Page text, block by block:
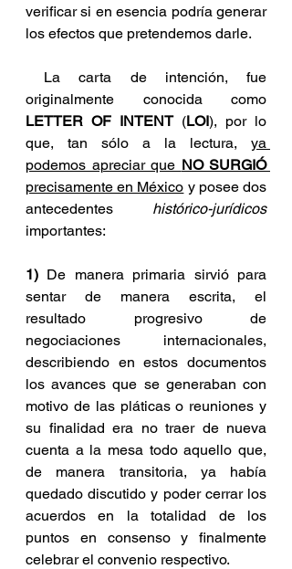
verificar si en esencia podría generar
los efectos que pretendemos darle.
LETTER OF INTENT (LOI), por lo
que, tan sólo a la lectura, ya
podemos apreciar que NO SURGIÓ
precisamente en México y posee dos
antecedentes histórico-jurídicos
importantes:
1) De manera primaria sirvió para
sentar de manera escrita, el
resultado progresivo de
negociaciones internacionales,
describiendo en estos documentos
los avances que se generaban con
motivo de las pláticas o reuniones y
su finalidad era no traer de nueva
cuenta a la mesa todo aquello que,
de manera transitoria, ya había
quedado discutido y poder cerrar los
acuerdos en la totalidad de los
puntos en consenso y finalmente
celebrar el convenio respectivo.